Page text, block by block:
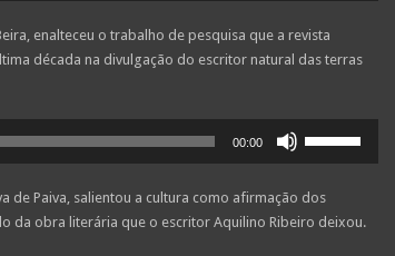
cima/baixo
para
diminuir
o
volume.
enalteceu o trabalho de pesquisa que a revista
década na divulgação do escritor natural das terras
00:00
cima/baixo
para
de Paiva, salientou a cultura como afirmação dos
da obra literária que o escritor Aquilino Ribeiro deixou.